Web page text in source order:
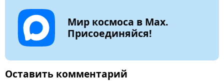
Мир космоса в Max.
Присоединяйся!
Оставить комментарий